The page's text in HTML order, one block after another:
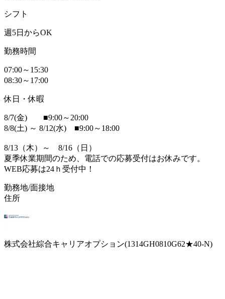
シフト
週5日からOK
勤務時間
07:00～15:30
08:30～17:00
休日・休暇
8/7(金) ■9:00～20:00
8/8(土) ～ 8/12(水) ■9:00～18:00
8/13（木）～ 8/16（日）
夏季休業期間のため、電話での応募受付はお休みです。
WEB応募は24ｈ受付中！
勤務地/面接地
住所
株式会社綜合キャリアオプション(1314GH0810G62★40-N)